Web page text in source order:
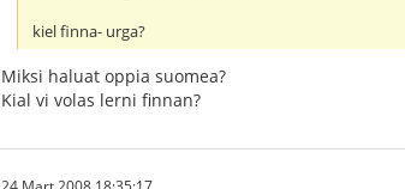
kiel finna- urga?
Miksi haluat oppia suomea?
Kial vi volas lerni finnan?
24 Mart 2008 18:35:17